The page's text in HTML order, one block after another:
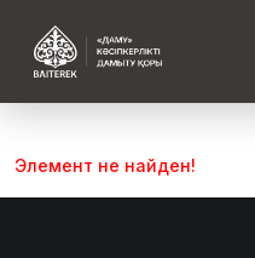
Элемент не найден!